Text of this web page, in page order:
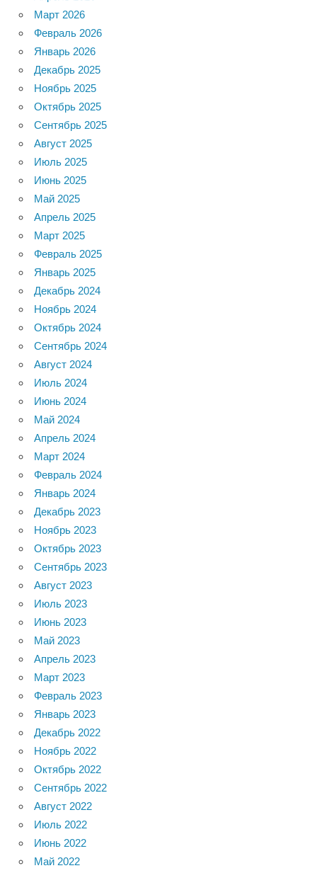
Март 2026
Февраль 2026
Январь 2026
Декабрь 2025
Ноябрь 2025
Октябрь 2025
Сентябрь 2025
Август 2025
Июль 2025
Июнь 2025
Май 2025
Апрель 2025
Март 2025
Февраль 2025
Январь 2025
Декабрь 2024
Ноябрь 2024
Октябрь 2024
Сентябрь 2024
Август 2024
Июль 2024
Июнь 2024
Май 2024
Апрель 2024
Март 2024
Февраль 2024
Январь 2024
Декабрь 2023
Ноябрь 2023
Октябрь 2023
Сентябрь 2023
Август 2023
Июль 2023
Июнь 2023
Май 2023
Апрель 2023
Март 2023
Февраль 2023
Январь 2023
Декабрь 2022
Ноябрь 2022
Октябрь 2022
Сентябрь 2022
Август 2022
Июль 2022
Июнь 2022
Май 2022